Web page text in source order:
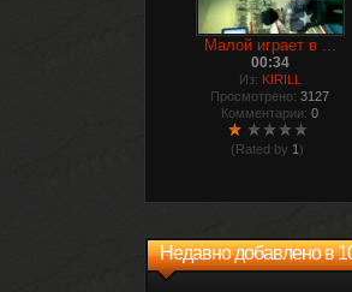
Малой играет в ...
00:34
Из: KIRILL
Просмотрено: 3127
Комментарии: 0
(Rated by 1)
Недавно добавлено в